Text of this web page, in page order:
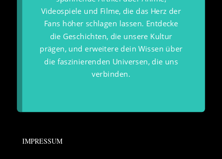
Videospiele und Filme, die das Herz der
Fans höher schlagen lassen. Entdecke
die Geschichten, die unsere Kultur
prägen, und erweitere dein Wissen über
die faszinierenden Universen, die uns
verbinden.
IMPRESSUM